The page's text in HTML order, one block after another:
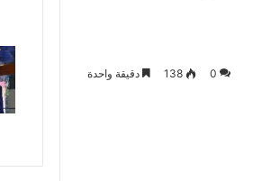
0
138 دقيقة واحدة